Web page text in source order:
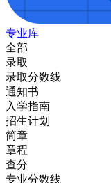
专业库
全部
录取
录取分数线
通知书
入学指南
招生计划
简章
章程
查分
专业分数线